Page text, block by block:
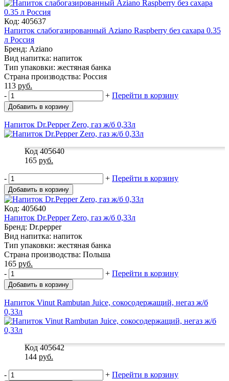
Код: 405637
Напиток слабогазированный Aziano Raspberry без сахара 0.35
л Россия
Бренд: Aziano
Вид напитка: напиток
Тип упаковки: жестяная банка
Страна производства: Россия
113 руб.
-
+ Перейти в корзину
Добавить в корзину
Напиток Dr.Pepper Zero, газ ж/б 0,33л
Код 405640
165 руб.
- + Перейти в корзину
Добавить в корзину
Код: 405640
Напиток Dr.Pepper Zero, газ ж/б 0,33л
Бренд: Dr.pepper
Вид напитка: напиток
Тип упаковки: жестяная банка
Страна производства: Польша
165 руб.
-
+ Перейти в корзину
Добавить в корзину
Напиток Vinut Rambutan Juice, сокосодержащий, негаз ж/б
0,33л
Код 405642
144 руб.
- + Перейти в корзину